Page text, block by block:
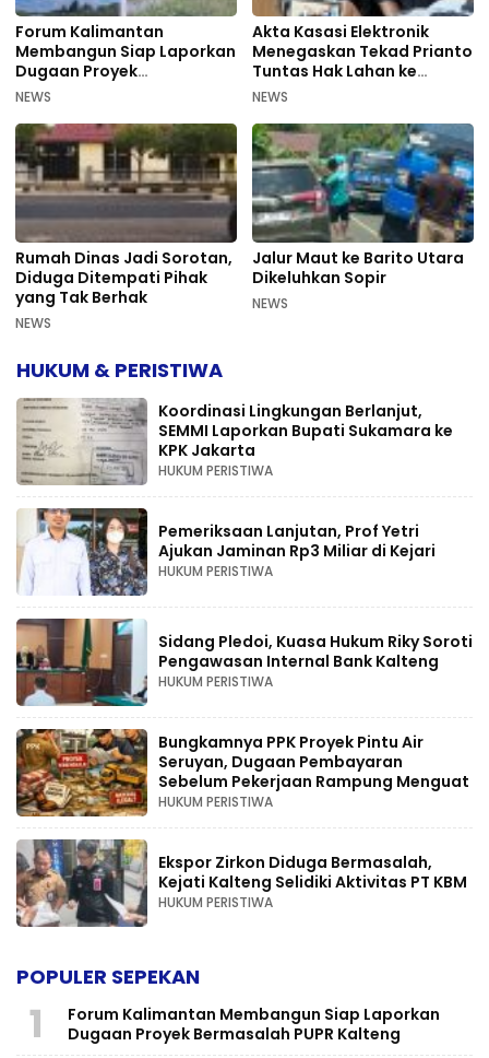
Forum Kalimantan
Membangun Siap Laporkan
Dugaan Proyek
Bermasalah PUPR Kalteng
NEWS
Akta Kasasi Elektronik
Menegaskan Tekad Prianto
Tuntas Hak Lahan ke
Mahkamah Agung
NEWS
Rumah Dinas Jadi Sorotan,
Diduga Ditempati Pihak
yang Tak Berhak
NEWS
Jalur Maut ke Barito Utara
Dikeluhkan Sopir
NEWS
HUKUM & PERISTIWA
Koordinasi Lingkungan Berlanjut,
SEMMI Laporkan Bupati Sukamara ke
KPK Jakarta
HUKUM PERISTIWA
Pemeriksaan Lanjutan, Prof Yetri
Ajukan Jaminan Rp3 Miliar di Kejari
HUKUM PERISTIWA
Sidang Pledoi, Kuasa Hukum Riky Soroti
Pengawasan Internal Bank Kalteng
HUKUM PERISTIWA
Bungkamnya PPK Proyek Pintu Air
Seruyan, Dugaan Pembayaran
Sebelum Pekerjaan Rampung Menguat
HUKUM PERISTIWA
Ekspor Zirkon Diduga Bermasalah,
Kejati Kalteng Selidiki Aktivitas PT KBM
HUKUM PERISTIWA
POPULER SEPEKAN
1
Forum Kalimantan Membangun Siap Laporkan
Dugaan Proyek Bermasalah PUPR Kalteng